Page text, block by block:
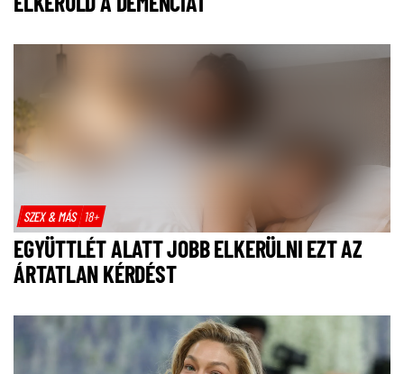
SZEX & MÁS 18+
EGYÜTTLÉT ALATT JOBB ELKERÜLNI EZT AZ
ÁRTATLAN KÉRDÉST